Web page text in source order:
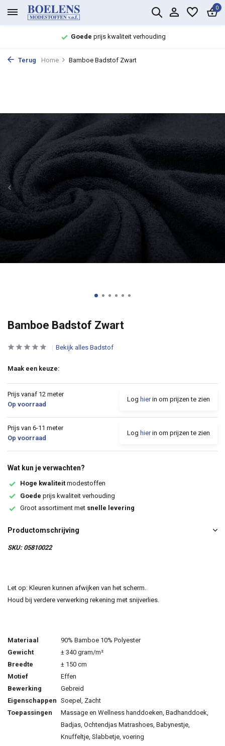
0
Goede prijs kwaliteit verhouding
Terug Home Bamboe Badstof Zwart
Bamboe Badstof Zwart
Bekijk alles Badstof
Maak een keuze:
Prijs vanaf 12 meter
Op voorraad
Log hierin om prijzen te zien
Prijs van 6-11 meter
Op voorraad
Log hierin om prijzen te zien
Wat kun je verwachten?
Hoge kwaliteit modestoffen
Goede prijs kwaliteit verhouding
Groot assortiment met snelle levering
Productomschrijving
SKU: 05810022
Let op: Kleuren kunnen afwijken van het scherm.
Houd bij verdere verwerking rekening met snijverlies.
Materiaal
90% Bamboe 10% Polyester
Gewicht
± 340 gram/m²
Breedte
± 150 cm
Motief
Effen
Bewerking
Gebreid
Eigenschappen Soepel, Zacht
Toepassingen
Massage en Wellness handdoeken, Badhanddoek,
Badjas, Ochtendjas Matrashoes, Babynestje,
Knuffeltje, Slabbetje, voering